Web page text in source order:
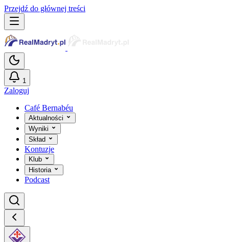
Przejdź do głównej treści
1
Zaloguj
Café Bernabéu
Aktualności
Wyniki
Skład
Kontuzje
Klub
Historia
Podcast